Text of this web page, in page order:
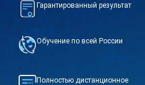
Гарантированный результат
Обучение по всей России
Полностью дистанционное